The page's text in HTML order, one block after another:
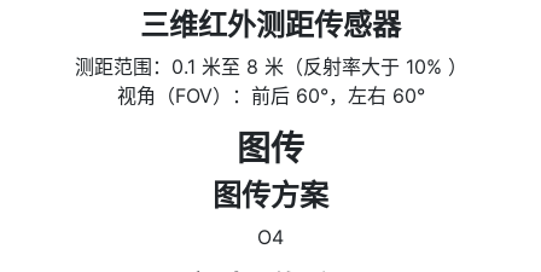
三维红外测距传感器
测距范围：0.1 米至 8 米（反射率大于 10% ）
视角（FOV）：前后 60°，左右 60°
图传
图传方案
O4